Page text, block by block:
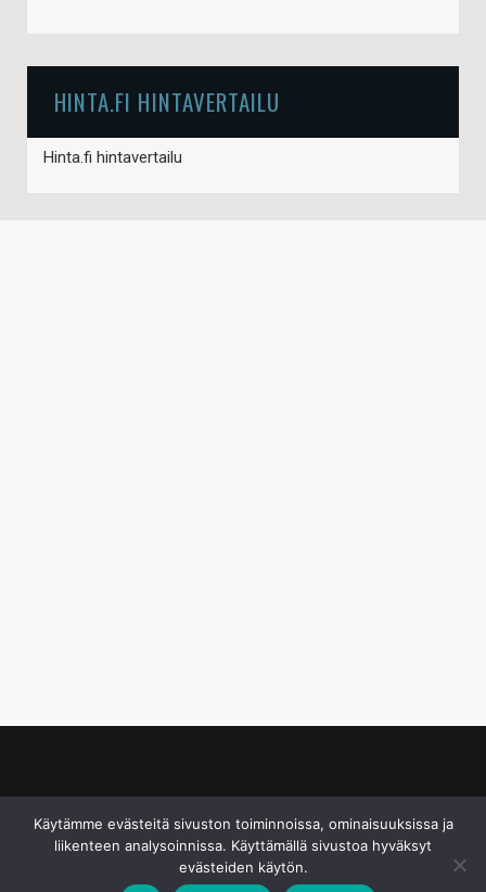
HINTA.FI HINTAVERTAILU
Hinta.fi hintavertailu
Käytämme evästeitä sivuston toiminnoissa, ominaisuuksissa ja
liikenteen analysoinnissa. Käyttämällä sivustoa hyväksyt
evästeiden käytön.